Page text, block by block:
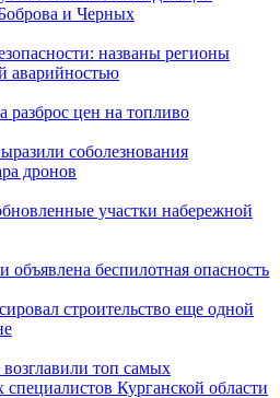
и Черных
названы регионы
аварийностью
разброс цен на топливо
соболезнования
дронов
участки набережной
объявлена беспилотная опасность
строительство еще одной
топ самых
Курганской области